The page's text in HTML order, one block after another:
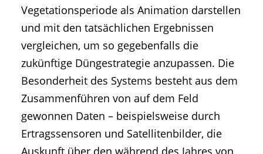
Vegetationsperiode als Animation darstellen
und mit den tatsächlichen Ergebnissen
vergleichen, um so gegebenfalls die
zukünftige Düngestrategie anzupassen. Die
Besonderheit des Systems besteht aus dem
Zusammenführen von auf dem Feld
gewonnen Daten – beispielsweise durch
Ertragssensoren und Satellitenbilder, die
Auskunft über den während des Jahres von